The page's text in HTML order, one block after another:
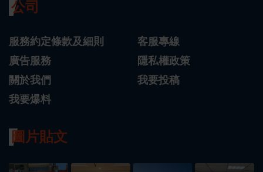
公司
服務約定條款及細則
客服專線
廣告服務
隱私權政策
關於我們
我要投稿
我要爆料
圖片貼文